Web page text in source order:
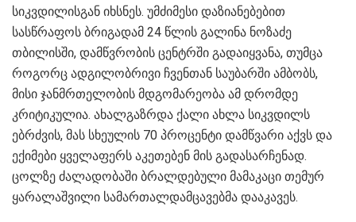
სიკვდილისგან იხსნეს. უმძიმესი დაზიანებებით
სასწრაფოს ბრიგადამ 24 წლის გალინა ნოზაძე
თბილისში, დამწვრობის ცენტრში გადაიყვანა, თუმცა
როგორც ადგილობრივი ჩვენთან საუბარში ამბობს,
მისი ჯანმრთელობის მდგომარეობა ამ დრომდე
კრიტიკულია. ახალგაზრდა ქალი ახლა სიკვდილს
ებრძვის, მას სხეულის 70 პროცენტი დამწვარი აქვს და
ექიმები ყველაფერს აკეთებენ მის გადასარჩენად.
ცოლზე ძალადობაში ბრალდებული მამაკაცი თემურ
ყარალაშვილი სამართალდამცავებმა დააკავეს.